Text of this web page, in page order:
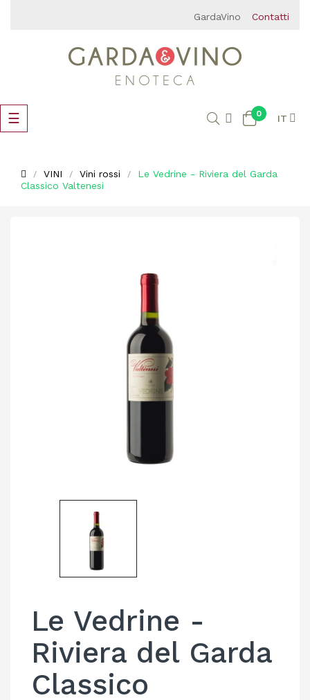
GardaVino Contatti
navigazione
Toggle
☰ 0 IT
VINI Vini rossi
Le Vedrine - Riviera del Garda
Classico Valtenesi
Le Vedrine -
Riviera del Garda
Classico